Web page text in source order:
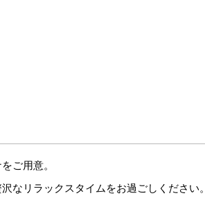
ご用意。
なリラックスタイムをお過ごしください。